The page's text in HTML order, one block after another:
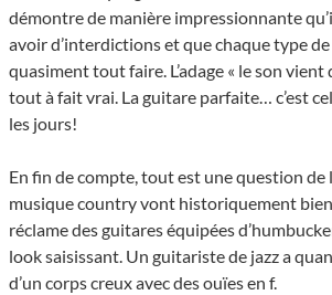
démontre de manière impressionnante
avoir d’interdictions et que chaque type
quasiment tout faire. L’adage « le son vient
tout à fait vrai. La guitare parfaite… c’est
les jours!
En fin de compte, tout est une question de
musique country vont historiquement
réclame des guitares équipées
look saisissant. Un guitariste de jazz a
d’un corps creux avec des ouïes en f.